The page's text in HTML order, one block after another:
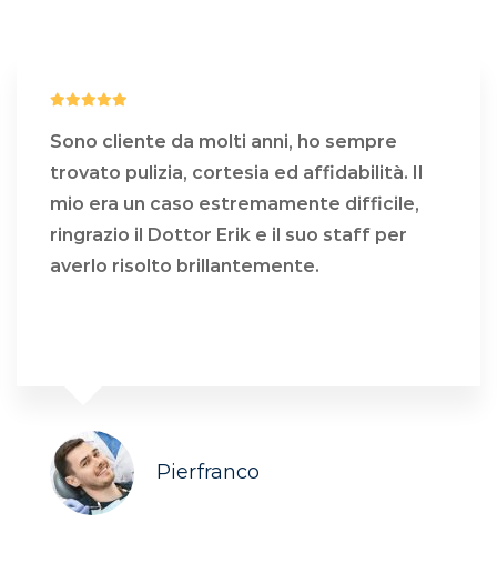
Sono cliente da molti anni, ho sempre
trovato pulizia, cortesia ed affidabilità. Il
mio era un caso estremamente difficile,
ringrazio il Dottor Erik e il suo staff per
averlo risolto brillantemente.
Pierfranco